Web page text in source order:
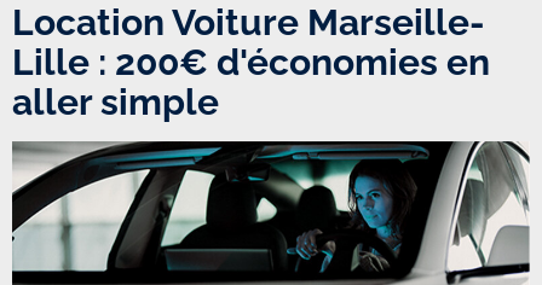
Location Voiture Marseille-
Lille : 200€ d'économies en
aller simple